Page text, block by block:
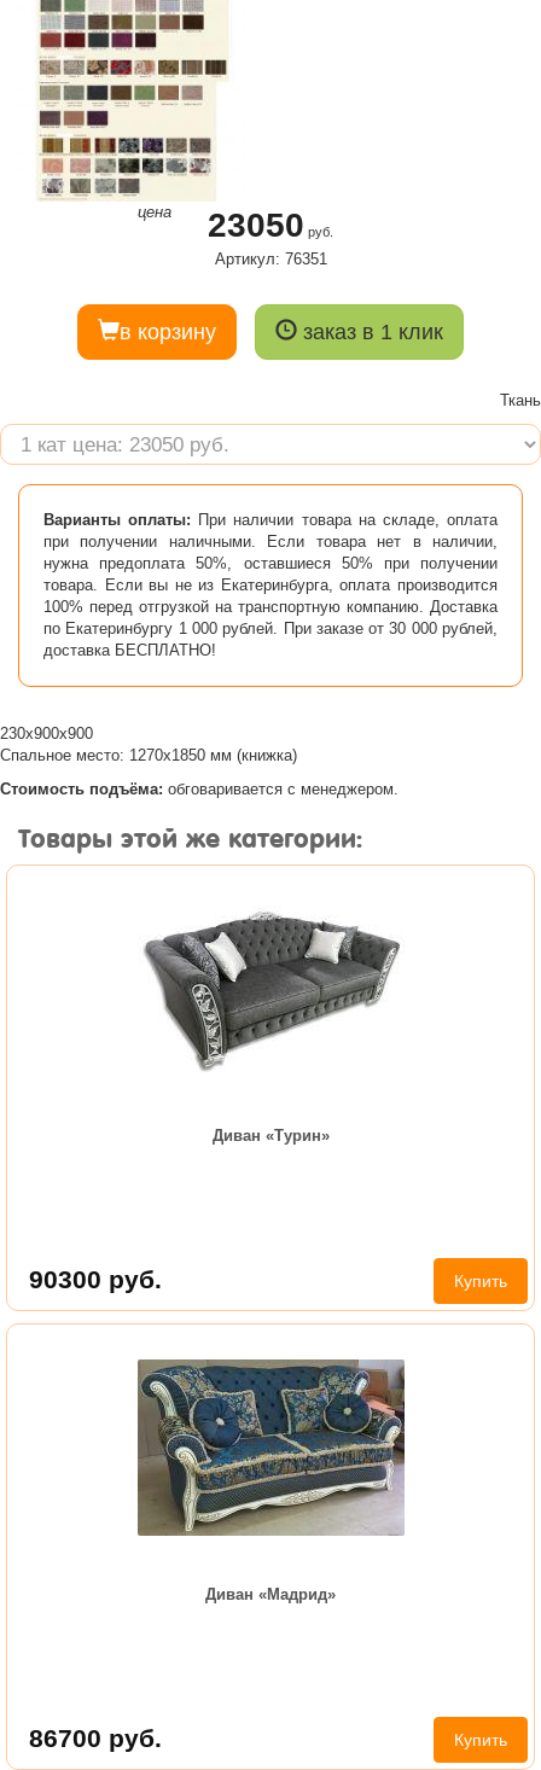
цена 23050 руб.
Артикул: 76351
в корзину заказ в 1 клик
Ткань
Варианты оплаты: При наличии товара на складе, оплата
при получении наличными. Если товара нет в наличии,
нужна предоплата 50%, оставшиеся 50% при получении
товара. Если вы не из Екатеринбурга, оплата производится
100% перед отгрузкой на транспортную компанию. Доставка
по Екатеринбургу 1 000 рублей. При заказе от 30 000 рублей,
доставка БЕСПЛАТНО!
230х900х900
Спальное место: 1270х1850 мм (книжка)
Стоимость подъёма: обговаривается с менеджером.
Товары этой же категории:
Диван «Турин»
90300 руб. Купить
Диван «Мадрид»
86700 руб. Купить